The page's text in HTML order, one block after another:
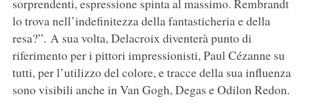
sorprendenti, espressione spinta al massimo. Rembrandt
lo trova nell’indefinitezza della fantasticheria e della
resa?”. A sua volta, Delacroix diventerà punto di
riferimento per i pittori impressionisti, Paul Cézanne su
tutti, per l’utilizzo del colore, e tracce della sua influenza
sono visibili anche in Van Gogh, Degas e Odilon Redon.